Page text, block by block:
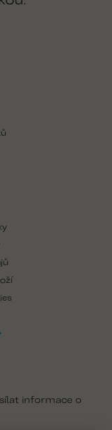
informace o